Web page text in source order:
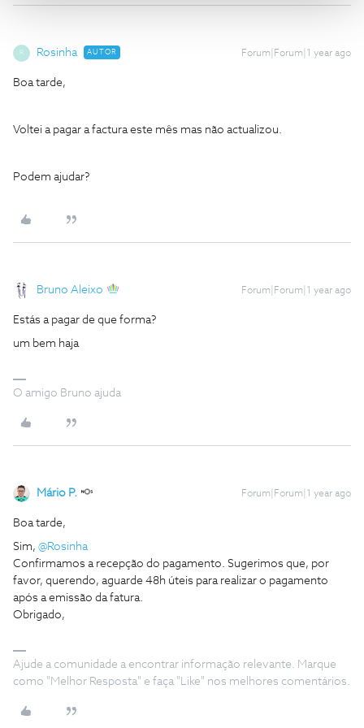
R Rosinha AUTOR Forum|Forum|1 year ago
Boa tarde,
Voltei a pagar a factura este mês mas não actualizou.
Podem ajudar?
Bruno Aleixo Forum|Forum|1 year ago
Estás a pagar de que forma?
um bem haja
O amigo Bruno ajuda
Mário P. Forum|Forum|1 year ago
Boa tarde,
Sim, ​ @Rosinha
Confirmamos a recepção do pagamento. Sugerimos que, por
favor, querendo, aguarde 48h úteis para realizar o pagamento
após a emissão da fatura.
Obrigado,
Ajude a comunidade a encontrar informação relevante. Marque
como "Melhor Resposta" e faça "Like" nos melhores comentários.